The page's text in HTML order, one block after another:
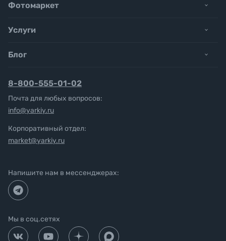
Фотомаркет
Услуги
Блог
8-800-555-01-02
Почта для любых вопросов:
info@yarkiy.ru
Корпоративный отдел:
market@yarkiy.ru
Напишите нам в мессенджерах:
Мы в соц.сетях